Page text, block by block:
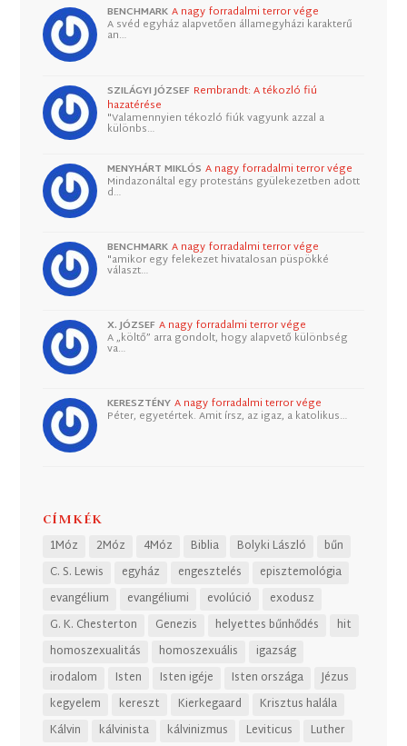
BENCHMARK A nagy forradalmi terror vége
A svéd egyház alapvetően államegyházi karakterű
an…
SZILÁGYI JÓZSEF Rembrandt: A tékozló fiú
hazatérése
"Valamennyien tékozló fiúk vagyunk azzal a
különbs…
MENYHÁRT MIKLÓS A nagy forradalmi terror vége
Mindazonáltal egy protestáns gyülekezetben adott
d…
BENCHMARK A nagy forradalmi terror vége
"amikor egy felekezet hivatalosan püspökké
választ…
X. JÓZSEF A nagy forradalmi terror vége
A „költő” arra gondolt, hogy alapvető különbség
va…
KERESZTÉNY A nagy forradalmi terror vége
Péter, egyetértek. Amit írsz, az igaz, a katolikus…
CÍMKÉK
1Móz 2Móz 4Móz Biblia Bolyki László
bűn
C. S. Lewis
egyház engesztelés
episztemológia
evangélium
evangéliumi evolúció
exodusz
G. K. Chesterton
Genezis helyettes bűnhődés
hit
homoszexualitás
homoszexuális
igazság
irodalom
Isten Isten igéje Isten országa
Jézus
kegyelem
kereszt Kierkegaard
Krisztus halála
Kálvin
kálvinista kálvinizmus Leviticus Luther